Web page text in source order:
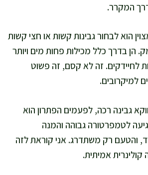
המקרר.
הוא לבחור גבינות קשות או חצי קשות
הן בדרך כלל מכילות פחות מים ויותר
לחיידקים. זה לא קסם, זה פשוט
למיקרובים.
גבינה רכה, לפעמים הפתרון הוא
לטמפרטורה גבוהה והמנה
והטעם רק משתדרג. אני קוראת לזה
קולינרית אמיתית.